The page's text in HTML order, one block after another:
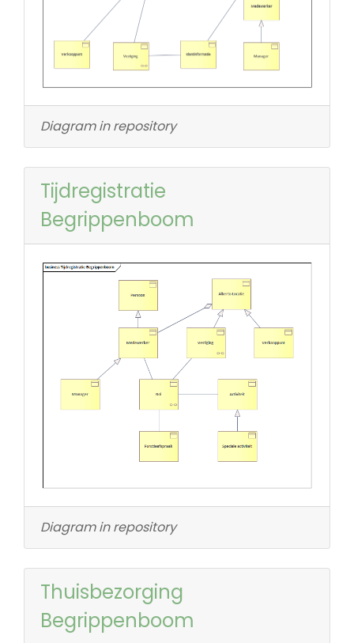
Diagram in repository
Tijdregistratie
Begrippenboom
Diagram in repository
Thuisbezorging
Begrippenboom